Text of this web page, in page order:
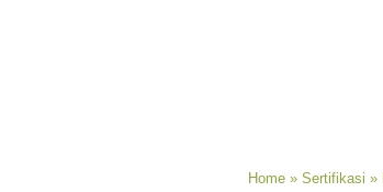
Home » Sertifikasi »